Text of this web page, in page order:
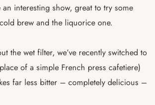
interesting show, great to try some
brew and the liquorice one.
the wet filter, we’ve recently switched to
of a simple French press cafetiere)
far less bitter – completely delicious –